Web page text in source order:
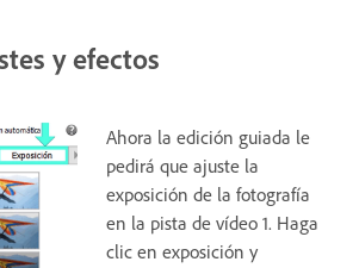
y efectos
Ahora la edición guiada le
pedirá que ajuste la
exposición de la fotografía
en la pista de vídeo 1. Haga
clic en exposición y